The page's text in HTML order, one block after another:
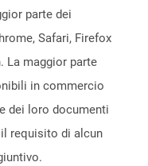
parte dei
Safari, Firefox
La maggior parte
in commercio
dei loro documenti
requisito di alcun